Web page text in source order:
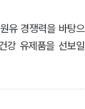
유 경쟁력을 바탕으
강 유제품을 선보일